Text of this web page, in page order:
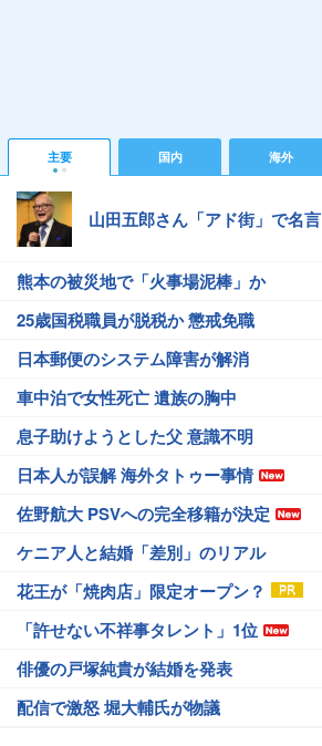
主要 国内 海外
山田五郎さん「アド街」で名言
熊本の被災地で「火事場泥棒」か
25歳国税職員が脱税か 懲戒免職
日本郵便のシステム障害が解消
車中泊で女性死亡 遺族の胸中
息子助けようとした父 意識不明
日本人が誤解 海外タトゥー事情
佐野航大 PSVへの完全移籍が決定
ケニア人と結婚「差別」のリアル
花王が「焼肉店」限定オープン？
「許せない不祥事タレント」1位
俳優の戸塚純貴が結婚を発表
配信で激怒 堀大輔氏が物議